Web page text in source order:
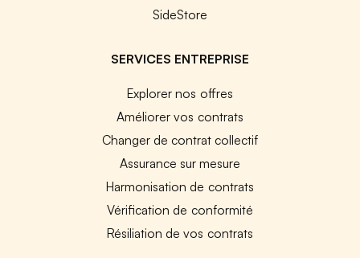
SideStore
SERVICES ENTREPRISE
Explorer nos offres
Améliorer vos contrats
Changer de contrat collectif
Assurance sur mesure
Harmonisation de contrats
Vérification de conformité
Résiliation de vos contrats